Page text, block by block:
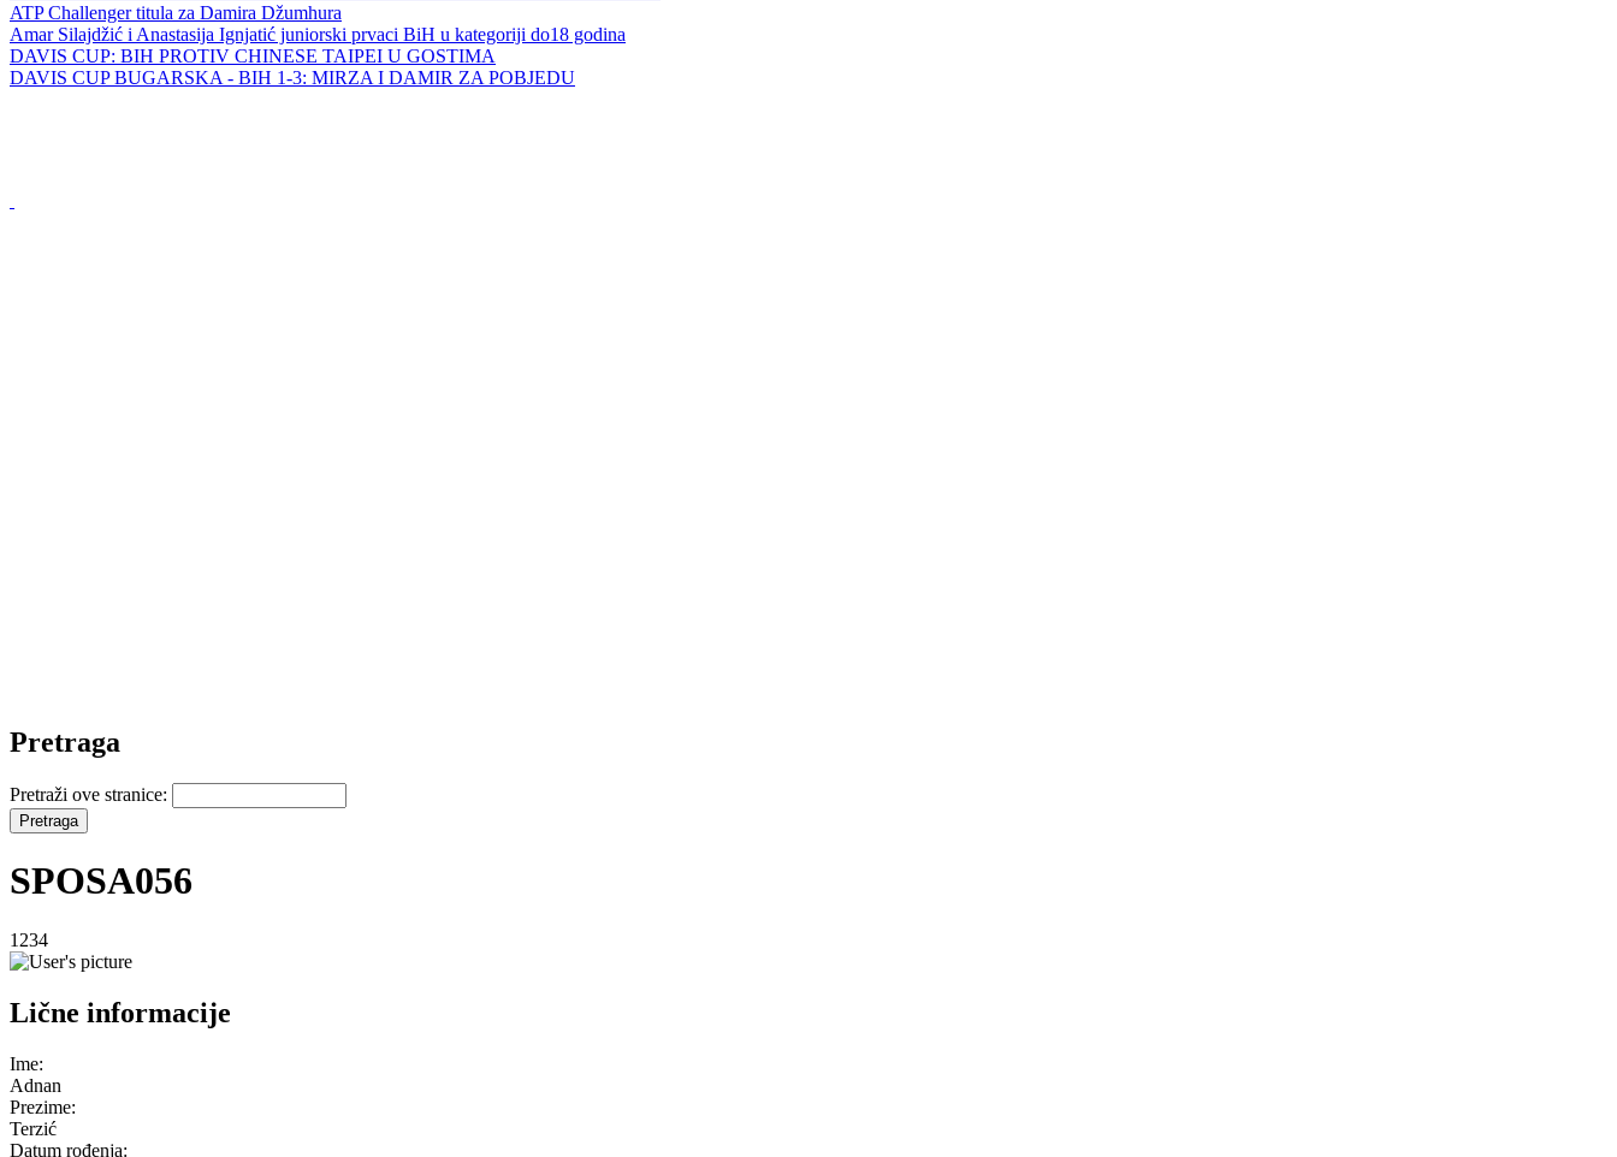
ATP Challenger titula za Damira Džumhura
Amar Silajdžić i Anastasija Ignjatić juniorski prvaci BiH u kategoriji do18 godina
DAVIS CUP: BIH PROTIV CHINESE TAIPEI U GOSTIMA
DAVIS CUP BUGARSKA - BIH 1-3: MIRZA I DAMIR ZA POBJEDU
Pretraga
Pretraži ove stranice:
SPOSA056
1234
Lične informacije
Ime:
Adnan
Prezime:
Terzić
Datum rođenja: